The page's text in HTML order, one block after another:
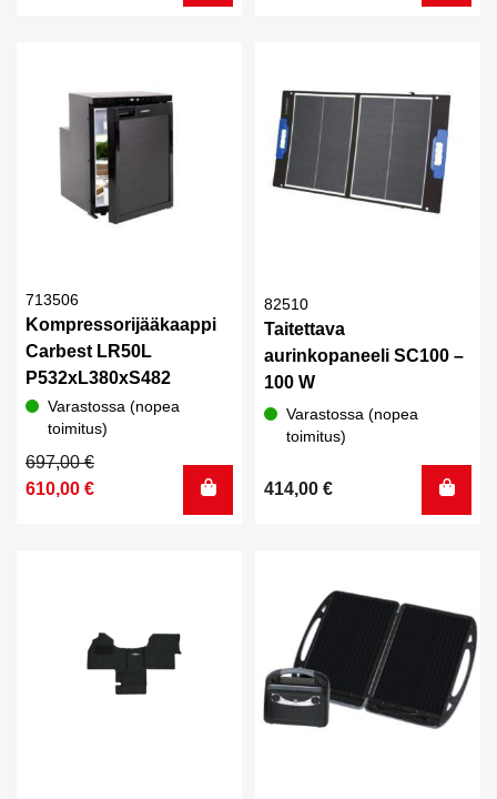
713506
Kompressorijääkaappi
Carbest LR50L
P532xL380xS482
Varastossa (nopea
toimitus)
697,00€
Alkuperäinen
hinta
610,00 €
Nykyinen
hinta
82510
Taitettava
aurinkopaneeli SC100 –
100 W
Varastossa (nopea
toimitus)
414,00 €